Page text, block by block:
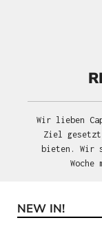
Wir lieben
Ziel gesetzt
bieten. Wir
Produktgalerie
NEW IN!